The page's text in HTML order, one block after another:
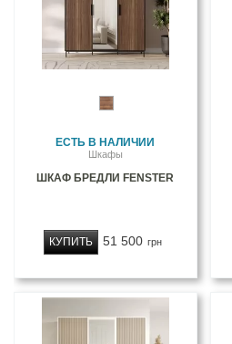
ЕСТЬ В НАЛИЧИИ
Шкафы
ШКАФ БРЕДЛИ FENSTER
51 500 грн
КУПИТЬ